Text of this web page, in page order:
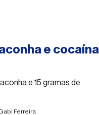
e cocaína
e 15 gramas de
Ferreira